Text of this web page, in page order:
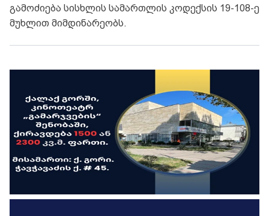
გამოძიება სისხლის სამართლის კოდექსის 19-108-ე
მუხლით მიმდინარეობს.